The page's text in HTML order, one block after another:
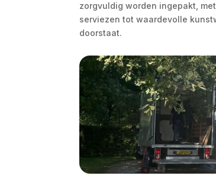
zorgvuldig worden ingepakt,
serviezen tot waardevolle
doorstaat.